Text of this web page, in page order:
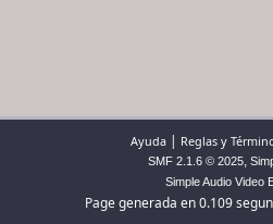
Ayuda | Reglas y
SMF 2.1.6 © 2025,
Simple Audio Video
Page generada en 0.109